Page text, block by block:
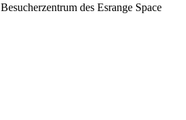
Besucherzentrum des Esrange Space